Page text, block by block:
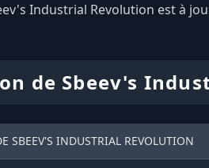
Industrial Revolution est à
de Sbeev's
SBEEV'S INDUSTRIAL REVOLUTION